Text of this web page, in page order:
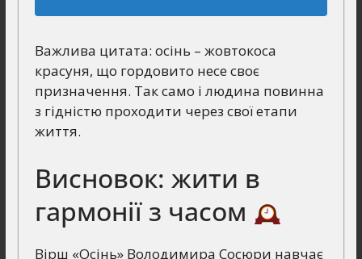
Важлива цитата: осінь – жовтокоса
красуня, що гордовито несе своє
призначення. Так само і людина повинна
з гідністю проходити через свої етапи
життя.
Висновок: жити в
гармонії з часом
Вірш «Осінь» Володимира Сосюри навчає